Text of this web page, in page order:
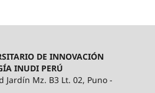
DE INNOVACIÓN
INUDI PERÚ
Jardín Mz. B3 Lt. 02, Puno -